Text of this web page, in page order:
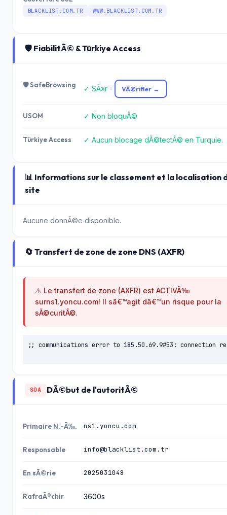
BLACKLIST.COM.TR WWW.BLACKLIST.COM.TR
🛡️ FiabilitÃ© & Türkiye Access
🛡️ SafeBrowsing ✓ SÃ»r - VÃ©rifier →
USOM ✓ Non bloquÃ©
Türkiye Access ✓ Aucun blocage dÃ©tectÃ© en Turquie.
📊 Informations sur le classement et la localisation
site
Aucune donnÃ©e disponible.
🔄 Transfert de zone de zone DNS (AXFR)
⚠️ Le transfert de zone (AXFR) est ACTIVÃ‰
surns1.yoncu.com! Il sâ€™agit dâ€™un risque pour la
sÃ©curitÃ©.
;; communications error to 185.50.69.9#53: connection
SOA DÃ©but de l'autoritÃ©
Primaire N.-Ã‰. ns1.yoncu.com
Responsable info@blacklist.com.tr
En sÃ©rie 2025031048
RafraÃ®chir 3600s